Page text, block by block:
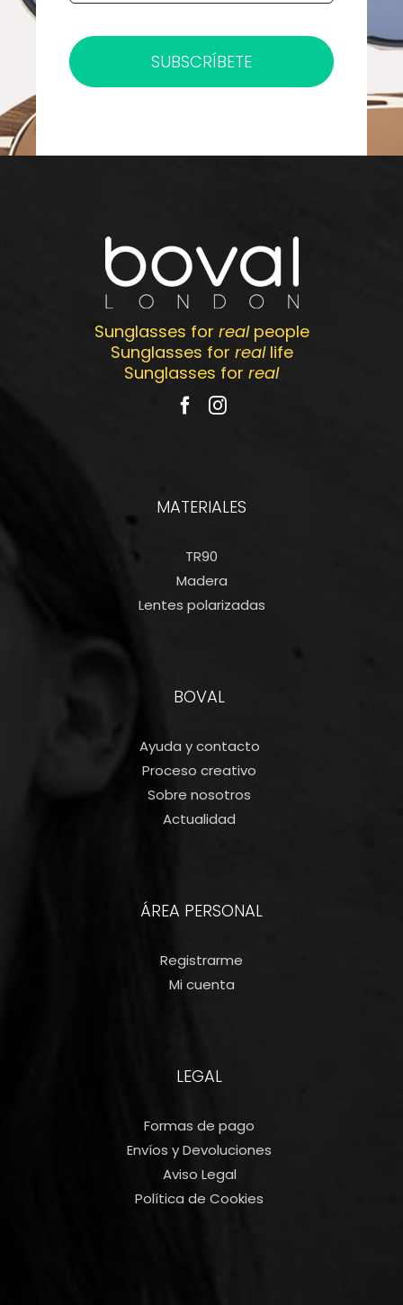
SUBSCRÍBETE
Sunglasses for realpeople
Sunglasses for reallife
Sunglasses for real
MATERIALES
TR90
Madera
Lentes polarizadas
BOVAL
Ayuda y contacto
Proceso creativo
Sobre nosotros
Actualidad
ÁREA PERSONAL
Registrarme
Mi cuenta
LEGAL
Formas de pago
Envíos y Devoluciones
Aviso Legal
Política de Cookies